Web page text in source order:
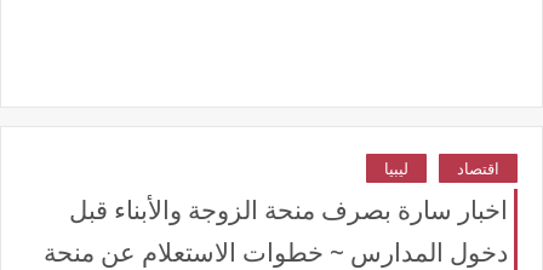
اقتصاد ليبيا
اخبار سارة بصرف منحة الزوجة والأبناء قبل
دخول المدارس ~ خطوات الاستعلام عن منحة